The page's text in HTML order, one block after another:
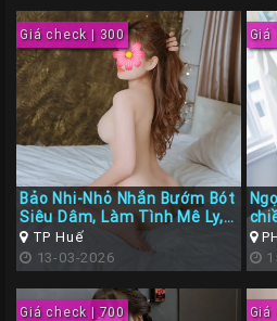
Kiểm
Định
HƯỚNG
DẪN
CHECKER
HUẾ
Liên
Hệ
Group
Giá check | 300
Bảo Nhi-Nhỏ Nhắn Bướm Bót
Siêu Dâm, Làm Tình Mê Ly,
BJ cực đã
TP Huế
13-03-2026
Giá
Giá check | 700 Giá